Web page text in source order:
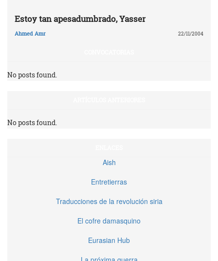
Estoy tan apesadumbrado, Yasser
Ahmed Amr 22/11/2004
No posts found.
No posts found.
Aish
Entretierras
Traducciones de la revolución siria
El cofre damasquino
Eurasian Hub